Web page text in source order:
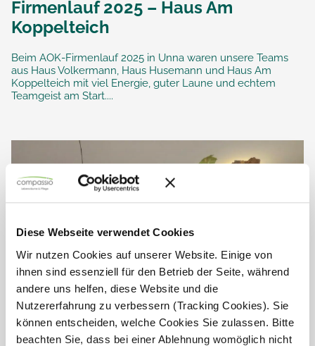
Diese Webseite verwendet Cookies
Wir nutzen Cookies auf unserer Website. Einige von
ihnen sind essenziell für den Betrieb der Seite, während
andere uns helfen, diese Website und die
Nutzererfahrung zu verbessern (Tracking Cookies). Sie
können entscheiden, welche Cookies Sie zulassen. Bitte
beachten Sie, dass bei einer Ablehnung womöglich nicht
Firmenlauf 2025 – Haus Am
Koppelteich
Beim AOK-Firmenlauf 2025 in Unna waren unsere Teams
aus Haus Volkermann, Haus Husemann und Haus Am
Koppelteich mit viel Energie, guter Laune und echtem
Teamgeist am Start....